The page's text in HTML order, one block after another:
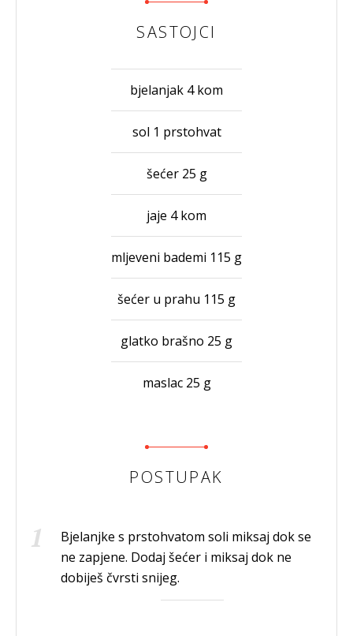
SASTOJCI
bjelanjak 4 kom
sol 1 prstohvat
šećer 25 g
jaje 4 kom
mljeveni bademi 115 g
šećer u prahu 115 g
glatko brašno 25 g
maslac 25 g
POSTUPAK
Bjelanjke s prstohvatom soli miksaj dok se
ne zapjene. Dodaj šećer i miksaj dok ne
dobiješ čvrsti snijeg.